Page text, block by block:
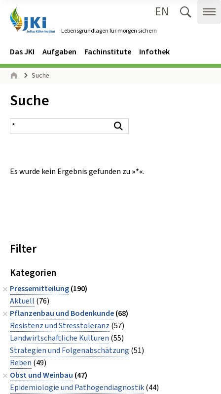
Lebensgrundlagen für morgen sichern
EN
Navigation
Hauptmenü
Das JKI Aufgaben Fachinstitute Infothek
Seitenpfad
Suche
Inhalt:
Suche
Suchergebnis
Es wurde kein Ergebnis gefunden zu »*«.
Filter
Kategorien
Pressemitteilung(190)
Aktuell (76)
Pflanzenbau und Bodenkunde(68)
Resistenz und Stresstoleranz (57)
Landwirtschaftliche Kulturen (55)
Strategien und Folgenabschätzung (51)
Reben (49)
Obst und Weinbau (47)
Epidemiologie und Pathogendiagnostik(44)